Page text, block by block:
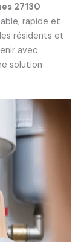
27130
rapide et
résidents et
avec
solution